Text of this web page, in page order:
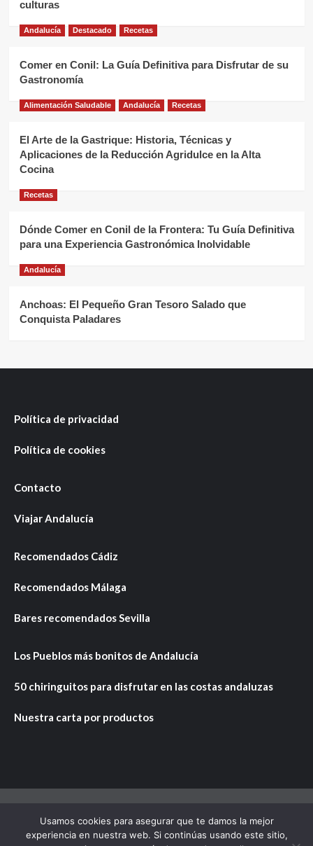
culturas
Andalucía Destacado Recetas
Comer en Conil: La Guía Definitiva para Disfrutar de su
Gastronomía
Alimentación Saludable Andalucía Recetas
El Arte de la Gastrique: Historia, Técnicas y
Aplicaciones de la Reducción Agridulce en la Alta
Cocina
Recetas
Dónde Comer en Conil de la Frontera: Tu Guía Definitiva
para una Experiencia Gastronómica Inolvidable
Andalucía
Anchoas: El Pequeño Gran Tesoro Salado que
Conquista Paladares
Política de privacidad
Política de cookies
Contacto
Viajar Andalucía
Recomendados Cádiz
Recomendados Málaga
Bares recomendados Sevilla
Los Pueblos más bonitos de Andalucía
50 chiringuitos para disfrutar en las costas andaluzas
Nuestra carta por productos
Copyright © Todos los derechos reservados. |
CoverNews
Usamos cookies para asegurar que te damos la mejor
experiencia en nuestra web. Si continúas usando este sitio,